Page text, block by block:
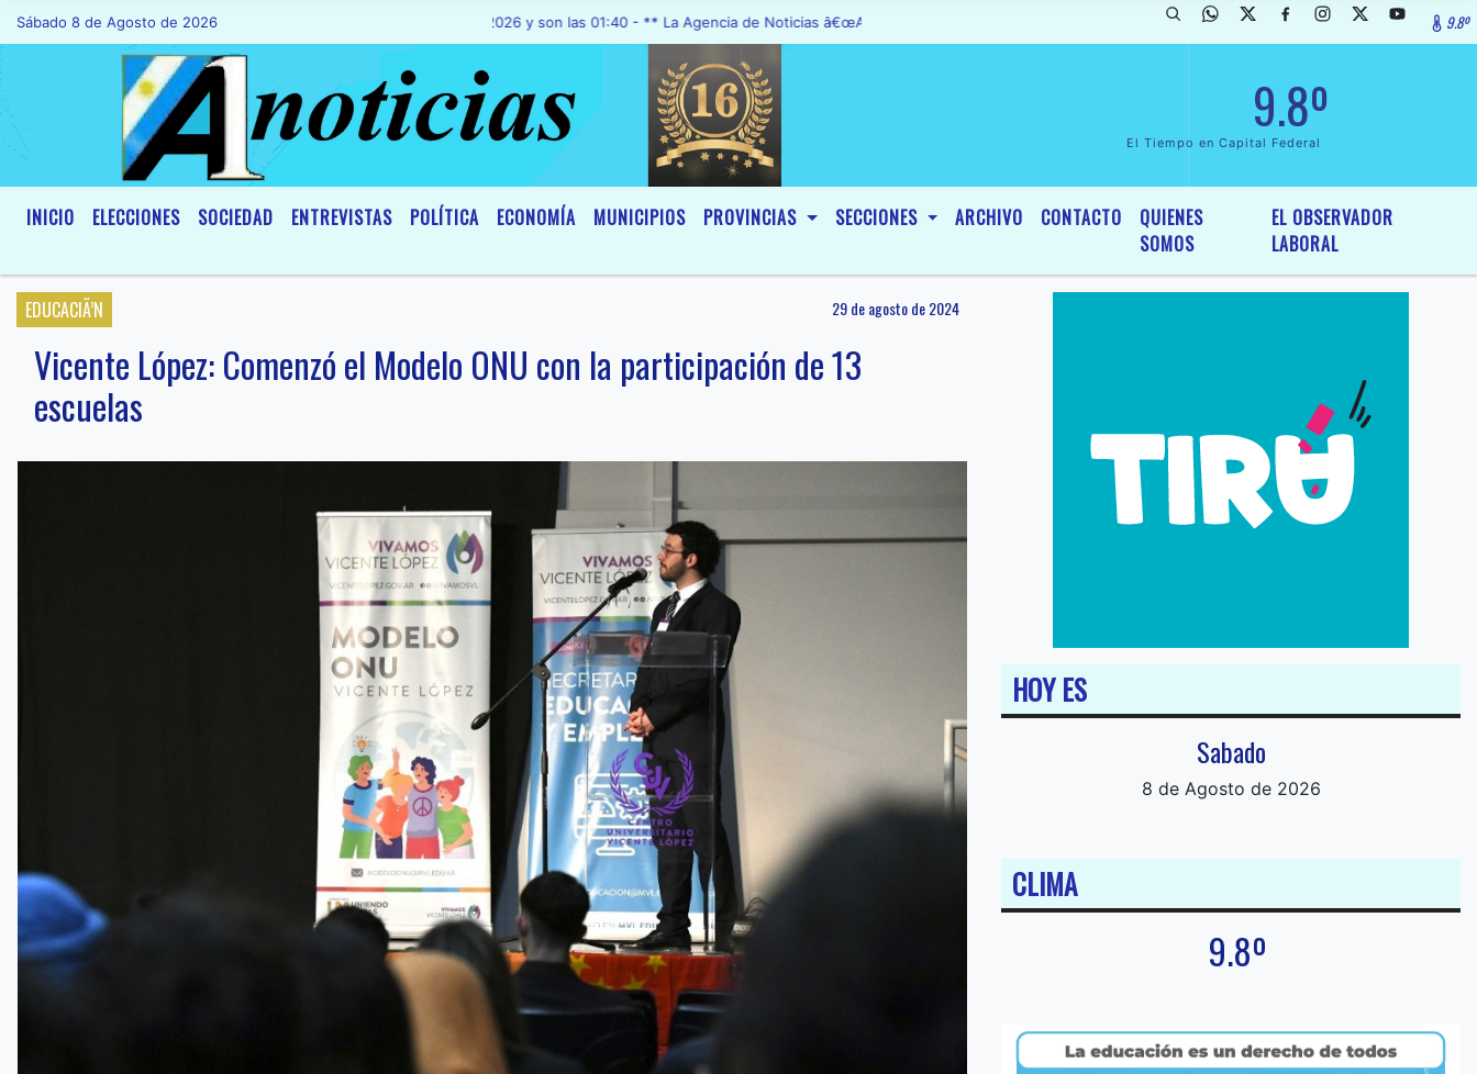
Sábado 8 de Agosto de 2026Hoy es Sábado 8 de Agosto de 2026 y son las 01:40 - ** La Agencia de Noticias â€œA1 Noticiasâ€, fue declarada de InterÃ©s General y Legislativo, por Ordenanza NÂº 6236/19 del 9.8º
9.8º
El Tiempo en Capital Federal
INICIO ELECCIONES SOCIEDAD ENTREVISTAS POLÍTICA ECONOMÍA MUNICIPIOS PROVINCIAS SECCIONES ARCHIVO CONTACTO
QUIENES
SOMOS
EL OBSERVADOR
LABORAL
EDUCACIÃ’N 29 de agosto de 2024
Vicente López: Comenzó el Modelo ONU con la participación de 13
escuelas
HOY ES
Sabado
8 de Agosto de 2026
CLIMA
9.8º